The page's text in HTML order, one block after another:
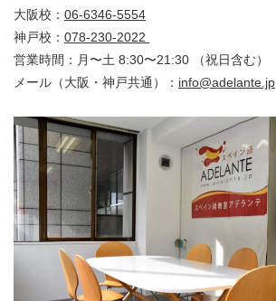
大阪校： 06-6346-5554
神戸校： 078-230-2022
営業時間：月〜土 8:30〜21:30 （祝日含む）
メール（大阪・神戸共通）： info@adelante.jp